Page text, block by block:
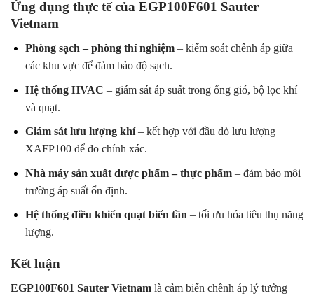
Ứng dụng thực tế của EGP100F601 Sauter
Vietnam
Phòng sạch – phòng thí nghiệm– kiểm soát chênh áp giữa
các khu vực để đảm bảo độ sạch.
Hệ thống HVAC – giám sát áp suất trong ống gió, bộ lọc khí
và quạt.
Giám sát lưu lượng khí– kết hợp với đầu dò lưu lượng
XAFP100 để đo chính xác.
Nhà máy sản xuất dược phẩm – thực phẩm– đảm bảo môi
trường áp suất ổn định.
Hệ thống điều khiển quạt biến tần– tối ưu hóa tiêu thụ năng
lượng.
Kết luận
EGP100F601 Sauter Vietnam là cảm biến chênh áp lý tưởng